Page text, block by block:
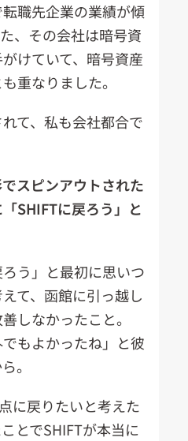
職先企業の業績が傾
、その会社は暗号資
けていて、暗号資産
重なりました。
て、私も会社都合で
スピンアウトされた
SHIFTに戻ろう」と
う」と最初に思いつ
て、函館に引っ越し
しなかったこと。
でもよかったね」と彼
。
に戻りたいと考えた
とでSHIFTが本当に